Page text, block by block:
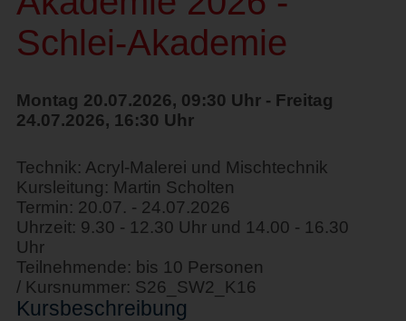
Schlei-Akademie
Montag 20.07.2026, 09:30 Uhr - Freitag
24.07.2026, 16:30 Uhr
Technik: Acryl-Malerei und Mischtechnik
Kursleitung: Martin Scholten
Termin: 20.07. - 24.07.2026
Uhrzeit: 9.30 - 12.30 Uhr und 14.00 - 16.30
Uhr
Teilnehmende: bis 10 Personen
/ Kursnummer: S26_SW2_K16
Kursbeschreibung